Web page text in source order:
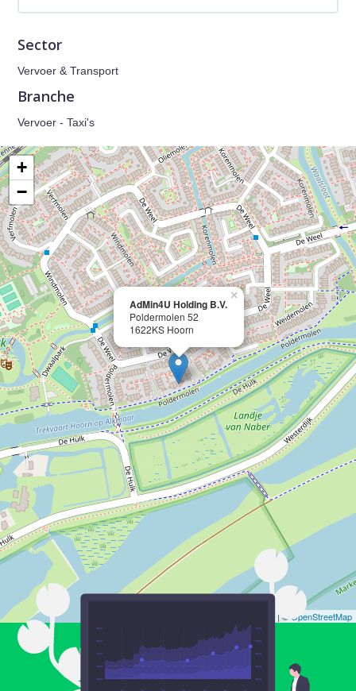
Sector
Vervoer & Transport
Branche
Vervoer - Taxi's
AdMin4U Holding B.V.
Poldermolen 52
1622KS Hoorn
×
+
−
| © OpenStreetMap